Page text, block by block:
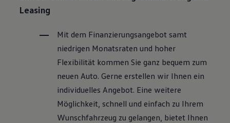
Leasing
Mit dem Finanzierungsangebot samt
niedrigen Monatsraten und hoher
Flexibilität kommen Sie ganz bequem zum
neuen Auto. Gerne erstellen wir Ihnen ein
individuelles Angebot. Eine weitere
Möglichkeit, schnell und einfach zu Ihrem
Wunschfahrzeug zu gelangen, bietet Ihnen